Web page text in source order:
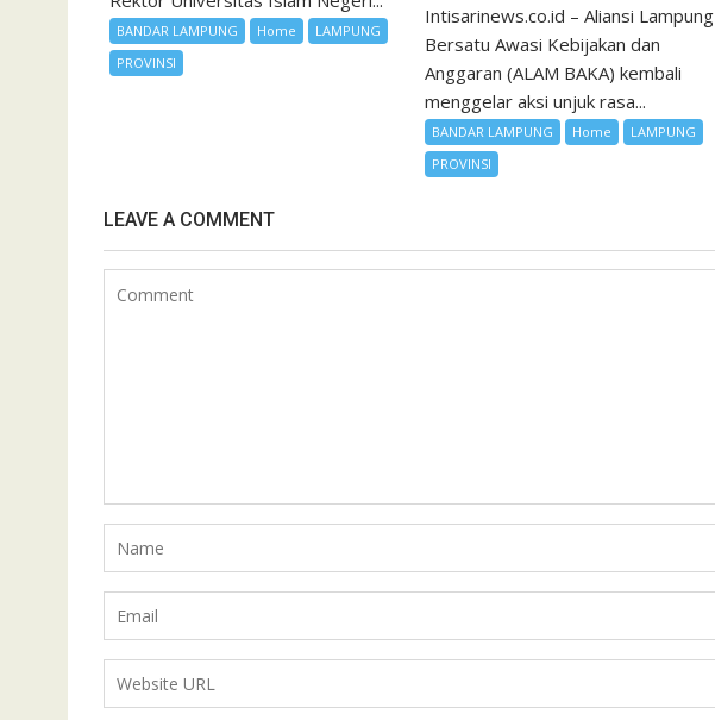
BANDAR LAMPUNG Home
LAMPUNG
PROVINSI
Intisarinews.co.id – Aliansi Lampung
Bersatu Awasi Kebijakan dan
Anggaran (ALAM BAKA) kembali
menggelar aksi unjuk rasa...
BANDAR LAMPUNG Home
LAMPUNG
PROVINSI
LEAVE A COMMENT